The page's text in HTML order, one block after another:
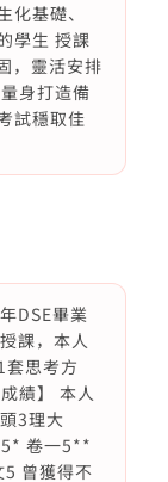
基礎、
學生 授課
，靈活安排
身打造備
試穩取佳
DSE畢業
課，本人
思考方
績】 本人
3理大
卷一5**
曾獲得不